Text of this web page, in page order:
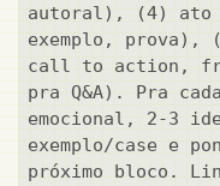
autoral), (4) ato
exemplo, prova),
call to action,
pra Q&A). Pra
emocional, 2-3
exemplo/case e
próximo bloco.